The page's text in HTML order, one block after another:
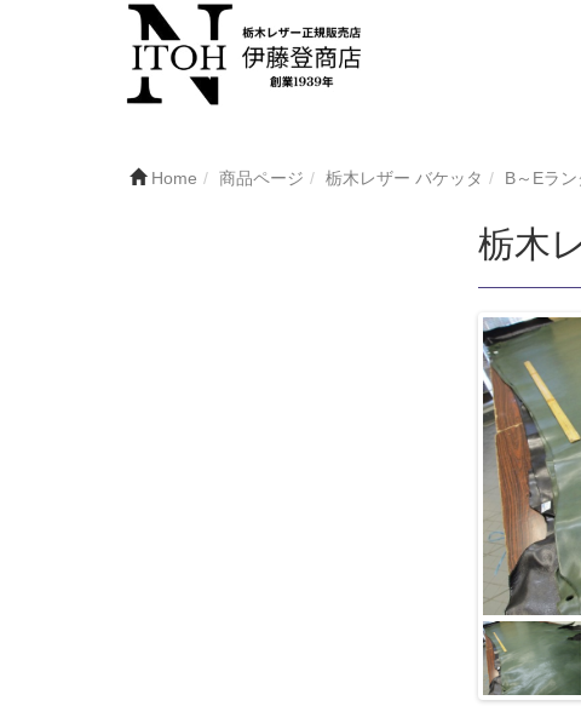
Home 商品ページ 栃木レザー バケッタ B～Eラン
栃木